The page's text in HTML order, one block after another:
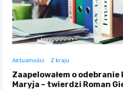
Aktualności Z kraju
Zaapelowałem o
Maryja – twierdzi Roman